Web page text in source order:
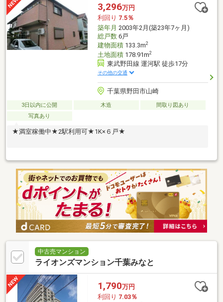
3,296万円
利回り 7.5％
築年月 2003年2月(築23年7ヶ月)
総戸数6戸
建物面積133.3m2
土地面積178.91m2
東武野田線 運河駅 徒歩17分
その他の交通
千葉県野田市山崎
3日以内に公開 木造
間取り図あり
写真あり
★満室稼働中★2駅利用可★1K×６戸★
中古売マンション
ライオンズマンション千葉みなと
1,790万円
利回り 7.03％